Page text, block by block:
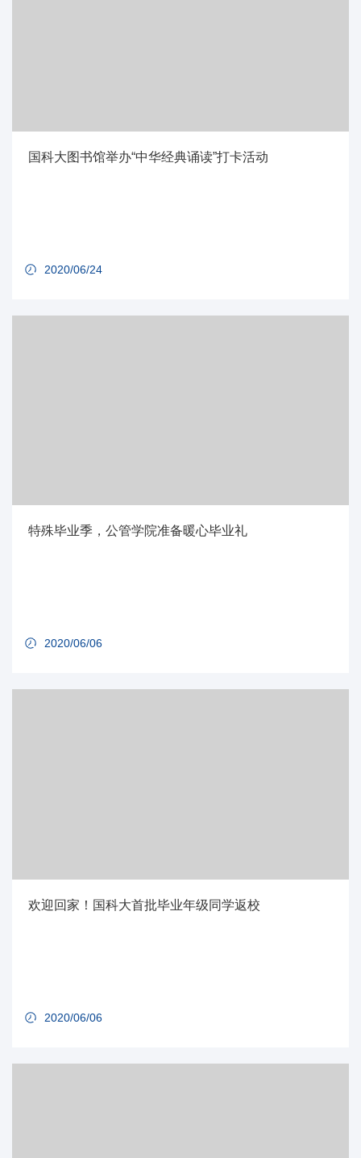
国科大图书馆举办“中华经典诵读”打卡活动
2020/06/24
特殊毕业季，公管学院准备暖心毕业礼
2020/06/06
欢迎回家！国科大首批毕业年级同学返校
2020/06/06